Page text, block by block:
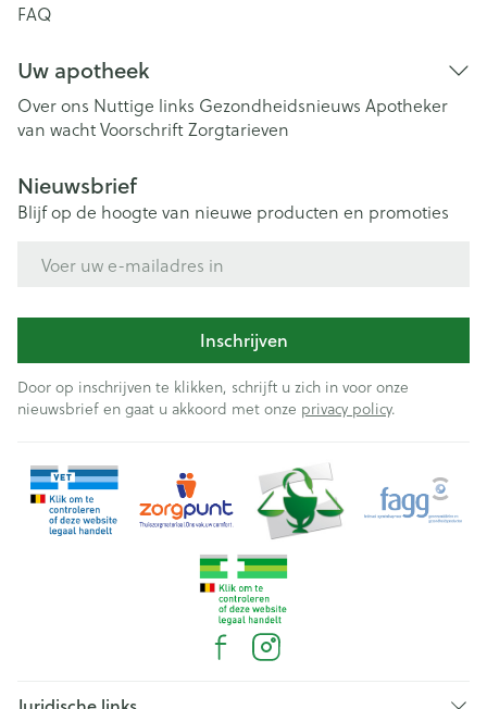
FAQ
Uw apotheek
Over ons Nuttige links Gezondheidsnieuws Apotheker
van wachtVoorschriftZorgtarieven
Nieuwsbrief
Blijf op de hoogte van nieuwe producten en promoties
Inschrijven
Door op inschrijven te klikken, schrijft u zich in voor onze
nieuwsbrief en gaat u akkoord met onze privacy policy.